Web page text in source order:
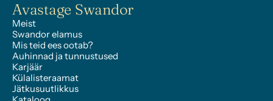
Avastage Swandor
Meist
Swandor elamus
Mis teid ees ootab?
Auhinnad ja tunnustused
Karjäär
Külalisteraamat
Jätkusuutlikkus